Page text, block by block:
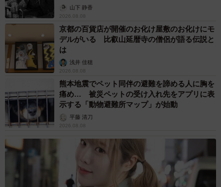
から】山下 静香
2026.08.08
京都の百貨店が開催のお化け屋敷のお化けにモ
デルがいる 比叡山延暦寺の僧侶が語る伝説と
は
浅井 佳穂
2026.08.08
熊本地震でペット同伴の避難を諦める人に胸を
痛め… 被災ペットの受け入れ先をアプリに表
示する「動物避難所マップ」が始動
平藤 清刀
2026.08.08